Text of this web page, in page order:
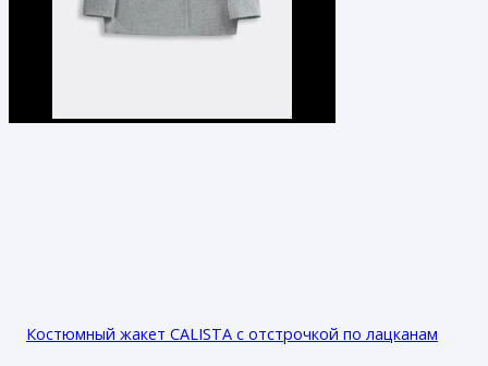
Костюмный жакет CALISTA с отстрочкой по лацканам